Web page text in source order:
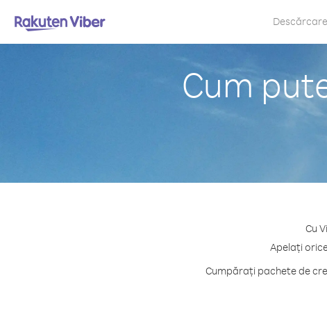
Descărcare
Cum
Cu
Apelați
Cumpărați pachete de